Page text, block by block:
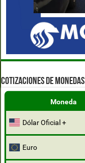
COTIZACIONES DE MONEDAS
Moneda
Dólar Oficial +
Euro